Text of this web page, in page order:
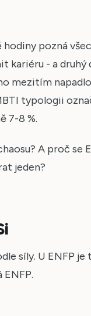
pozná
kariéru - a druhý
mezitím
typologii
7-8 %.
A proč se
jeden?
síly. U ENFP je